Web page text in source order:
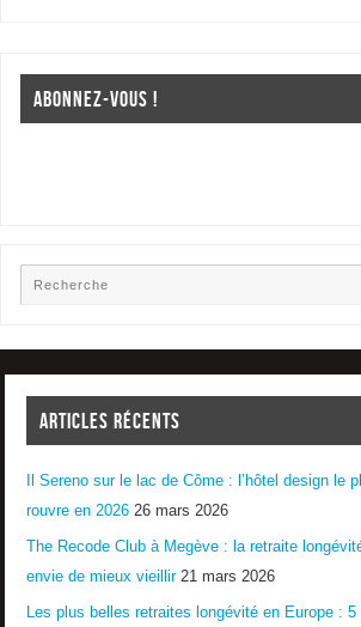
ABONNEZ-VOUS !
ARTICLES RÉCENTS
Il Sereno sur le lac de Côme : l’hôtel design le
rouvre en 2026 26 mars 2026
The Recode Club à Megève : la retraite
envie de mieux vieillir 21 mars 2026
Les plus belles retraites longévité en Europe :